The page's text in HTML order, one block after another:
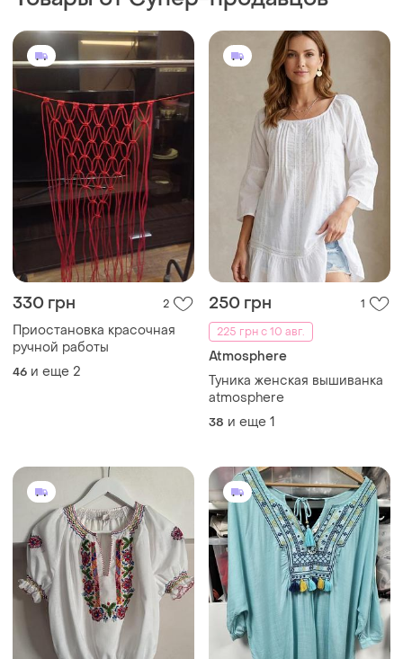
330 грн 2
Приостановка красочная
ручной работы
46 и еще 2
250 грн
1
225 грн с 10 авг.
Atmosphere
Туника женская вышиванка
atmosphere
38 и еще 1